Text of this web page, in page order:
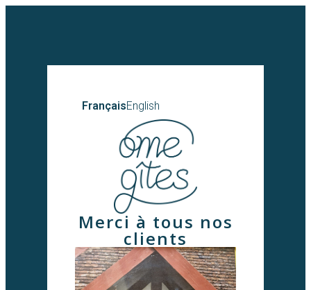
FrançaisEnglish
Merci à tous nos
clients